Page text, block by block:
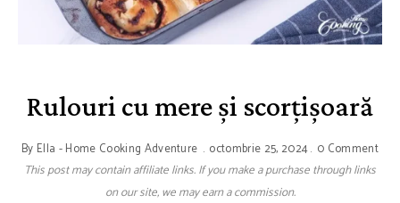
Rulouri cu mere și scorțișoară
By Ella - Home Cooking Adventure octombrie 25, 2024 0 Comment
This post may contain affiliate links. If you make a purchase through links
on our site, we may earn a commission.